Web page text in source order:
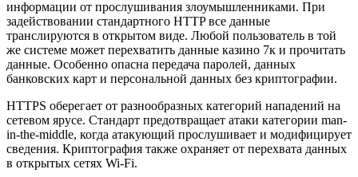
информации от прослушивания злоумышленниками. При
задействовании стандартного HTTP все данные
транслируются в открытом виде. Любой пользователь в той
же системе может перехватить данные казино 7к и прочитать
данные. Особенно опасна передача паролей, данных
банковских карт и персональной данных без криптографии.
HTTPS оберегает от разнообразных категорий нападений на
сетевом ярусе. Стандарт предотвращает атаки категории man-
in-the-middle, когда атакующий прослушивает и модифицирует
сведения. Криптография также охраняет от перехвата данных
в открытых сетях Wi-Fi.